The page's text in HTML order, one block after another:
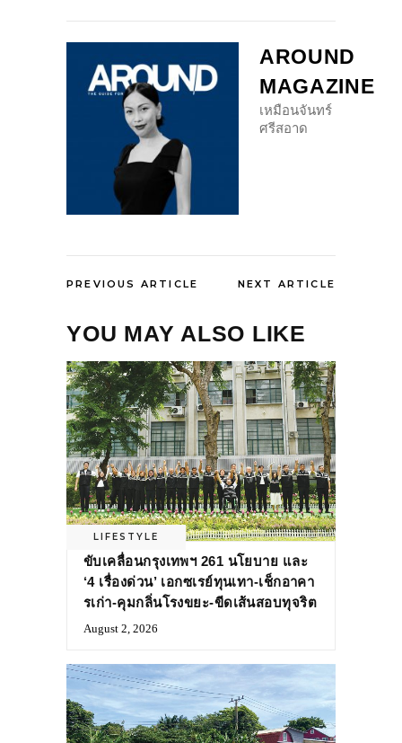
AROUND
MAGAZINE
เหมือนจันทร์
ศรีสอาด
PREVIOUS ARTICLE NEXT ARTICLE
YOU MAY ALSO LIKE
LIFESTYLE
ขับเคลื่อนกรุงเทพฯ 261 นโยบาย และ
‘4 เรื่องด่วน’ เอกซเรย์ทุนเทา-เช็กอาคา
รเก่า-คุมกลิ่นโรงขยะ-ขีดเส้นสอบทุจริต
August 2, 2026